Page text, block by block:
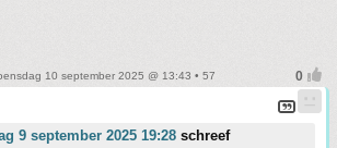
10 september 2025 @ 13:43 • 57
9 september 2025 19:28 schreef